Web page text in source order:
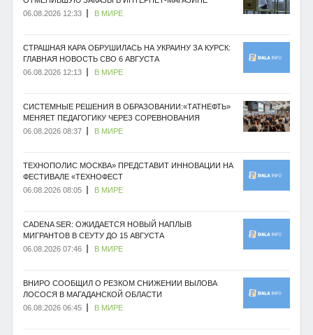
06.08.2026 12:33
В МИРЕ
СТРАШНАЯ КАРА ОБРУШИЛАСЬ НА УКРАИНУ ЗА КУРСК:
ГЛАВНАЯ НОВОСТЬ СВО 6 АВГУСТА
06.08.2026 12:13
В МИРЕ
СИСТЕМНЫЕ РЕШЕНИЯ В ОБРАЗОВАНИИ:«ТАТНЕФТЬ»
МЕНЯЕТ ПЕДАГОГИКУ ЧЕРЕЗ СОРЕВНОВАНИЯ
06.08.2026 08:37
В МИРЕ
ТЕХНОПОЛИС МОСКВА» ПРЕДСТАВИТ ИННОВАЦИИ НА
ФЕСТИВАЛЕ «ТЕХНОФЕСТ
06.08.2026 08:05
В МИРЕ
CADENA SER: ОЖИДАЕТСЯ НОВЫЙ НАПЛЫВ
МИГРАНТОВ В СЕУТУ ДО 15 АВГУСТА
06.08.2026 07:46
В МИРЕ
ВНИРО СООБЩИЛ О РЕЗКОМ СНИЖЕНИИ ВЫЛОВА
ЛОСОСЯ В МАГАДАНСКОЙ ОБЛАСТИ
06.08.2026 06:45
В МИРЕ